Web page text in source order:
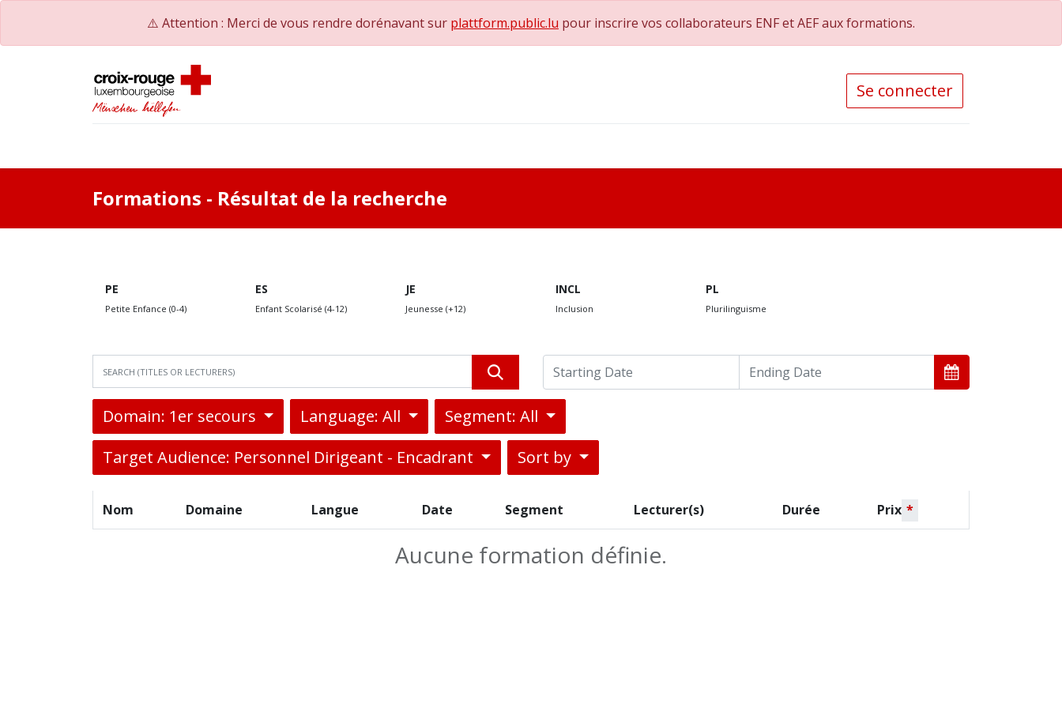
⚠️ Attention : Merci de vous rendre dorénavant sur plattform.public.lu pour inscrire vos collaborateurs ENF et AEF aux formations.
Se connecter
Formations - Résultat de la recherche
PE
Petite Enfance (0-4)
ES
Enfant Scolarisé (4-12)
JE
Jeunesse (+12)
INCL
Inclusion
PL
Plurilinguisme
Domain: 1er secours Language: All
Segment: All
Target Audience: Personnel Dirigeant - Encadrant
Sort by
Nom Domaine Langue Date Segment Lecturer(s) Durée Prix *
Aucune formation définie.